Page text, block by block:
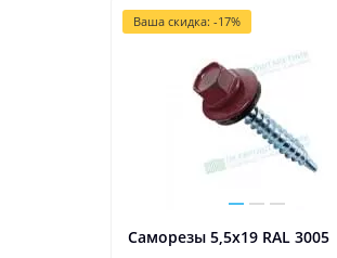
Ваша скидка: -17%
Саморезы 5,5х19 RAL 3005